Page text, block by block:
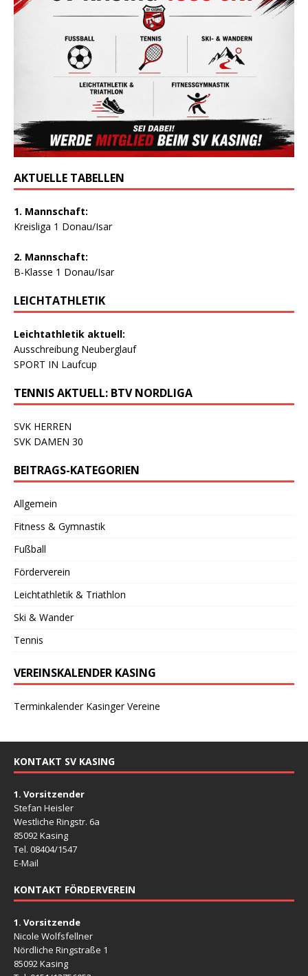
AKTUELLE TABELLEN
1. Mannschaft:
Kreisliga 1 Donau/Isar
2. Mannschaft:
B-Klasse 1 Donau/Isar
LEICHTATHLETIK
Leichtathletik aktuell:
Ausschreibung Neuberglauf
SPORT IN Laufcup
TENNIS AKTUELL: BTV NORDLIGA
SVK HERREN
SVK DAMEN 30
BEITRAGS-KATEGORIEN
Allgemein
Fitness & Gymnastik
Fußball
Förderverein
Leichtathletik & Triathlon
Ski & Wander
Tennis
VEREINSKALENDER KASING
Terminkalender Kasinger Vereine
KONTAKT SV KASING
1. Vorsitzender
Stefan Heisler
Westliche Ringstr. 6a
85092 Kasing
Tel. 08404/1547
E-Mail
KONTAKT FÖRDERVEREIN
1. Vorsitzende
Nicole Wolfsfellner
Nördliche Ringstraße 1
85092 Kasing